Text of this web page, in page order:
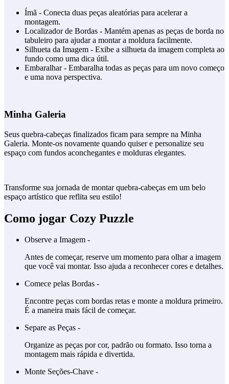
Ímã - Conecta duas peças aleatórias para acelerar a
montagem.
Localizador de Bordas - Mantém apenas as peças de borda no
tabuleiro para ajudar a montar a moldura facilmente.
Silhueta da Imagem - Exibe a silhueta da imagem completa ao
fundo como uma dica útil.
Embaralhar - Embaralha todas as peças para um novo começo
e uma nova perspectiva.
Minha Galeria
Seus quebra-cabeças finalizados ficam para sempre na Minha
Galeria. Monte-os novamente quando quiser e personalize seu
espaço com fundos aconchegantes e molduras elegantes.
Transforme sua jornada de montar quebra-cabeças em um belo
espaço artístico que reflita seu estilo!
Como jogar Cozy Puzzle
Observe a Imagem -
Antes de começar, reserve um momento para olhar a imagem
que você vai montar. Isso ajuda a reconhecer cores e detalhes.
Comece pelas Bordas -
Encontre peças com bordas retas e monte a moldura primeiro.
É a maneira mais fácil de começar.
Separe as Peças -
Organize as peças por cor, padrão ou formato. Isso torna a
montagem mais rápida e divertida.
Monte Seções-Chave -